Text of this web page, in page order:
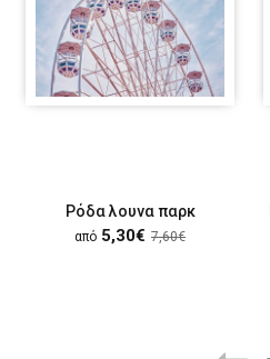
Ρόδα λουνα παρκ
από 5,30€ 7,60€